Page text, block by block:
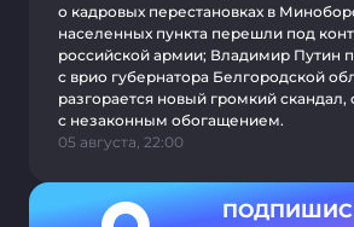
о кадровых перестановках в
населенных пункта перешли под
российской армии; Владимир Путин
с врио губернатора Белгородской
разгорается новый громкий скандал,
с незаконным обогащением.
05 августа, 22:00